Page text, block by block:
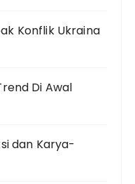
Konflik Ukraina
Di Awal
dan Karya-